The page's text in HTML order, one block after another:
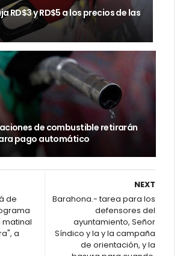
RD$3 y RD$5 a los precios de las
de combustible retirarán
pago automático
NEXT
Barahona.- tarea para los
defensores del
ayuntamiento, Señor
Síndico y la y la campaña
de orientación, y la
de
a